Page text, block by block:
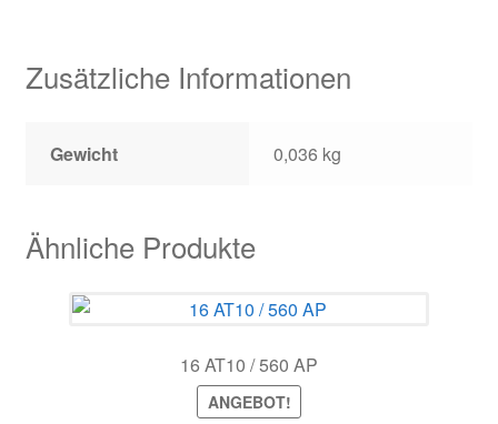
Zusätzliche Informationen
Gewicht 0,036 kg
Ähnliche Produkte
16 AT10 / 560 AP
ANGEBOT!